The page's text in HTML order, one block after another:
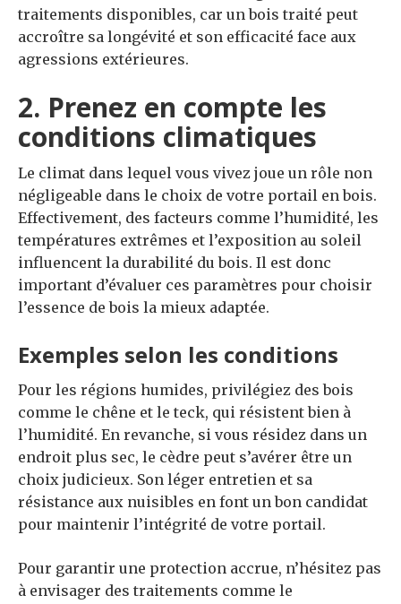
traitements disponibles, car un bois traité peut
accroître sa longévité et son efficacité face aux
agressions extérieures.
2. Prenez en compte les
conditions climatiques
Le climat dans lequel vous vivez joue un rôle non
négligeable dans le choix de votre portail en bois.
Effectivement, des facteurs comme l’humidité, les
températures extrêmes et l’exposition au soleil
influencent la durabilité du bois. Il est donc
important d’évaluer ces paramètres pour choisir
l’essence de bois la mieux adaptée.
Exemples selon les conditions
Pour les régions humides, privilégiez des bois
comme le chêne et le teck, qui résistent bien à
l’humidité. En revanche, si vous résidez dans un
endroit plus sec, le cèdre peut s’avérer être un
choix judicieux. Son léger entretien et sa
résistance aux nuisibles en font un bon candidat
pour maintenir l’intégrité de votre portail.
Pour garantir une protection accrue, n’hésitez pas
à envisager des traitements comme le